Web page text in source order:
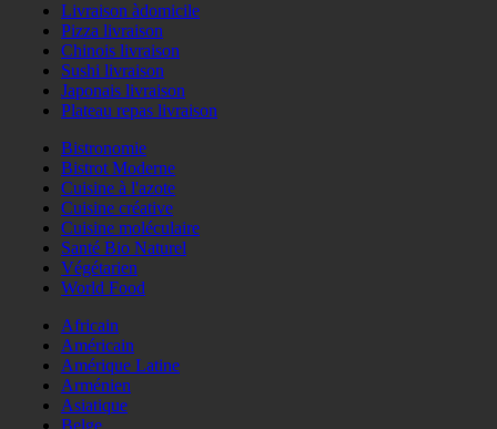
Livraison àdomicile
Pizza livraison
Chinois livraison
Sushi livraison
Japonais livraison
Plateau repas livraison
Bistronomie
Bistrot Moderne
Cuisine à l'azote
Cuisine créative
Cuisine moléculaire
Santé Bio Naturel
Végétarien
World Food
Africain
Américain
Amérique Latine
Arménien
Asiatique
Belge